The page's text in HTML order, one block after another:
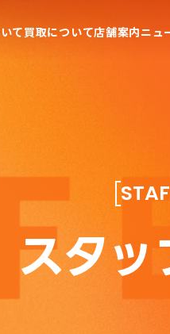
て買取について店舗案内ニュ
スタ